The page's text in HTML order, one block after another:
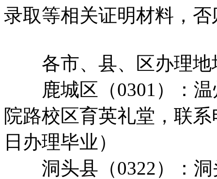
录取等相关证明材料，
各市、县、区办理地
鹿城区（0301）：温
院路校区育英礼堂，联系
日办理毕业）
洞头县（0322）：洞